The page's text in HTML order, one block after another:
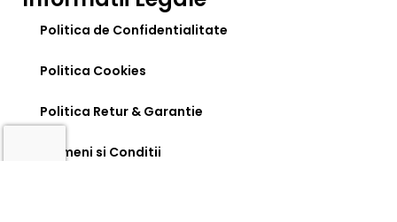
Politica de Confidentialitate
Politica Cookies
Politica Retur & Garantie
Termeni si Conditii